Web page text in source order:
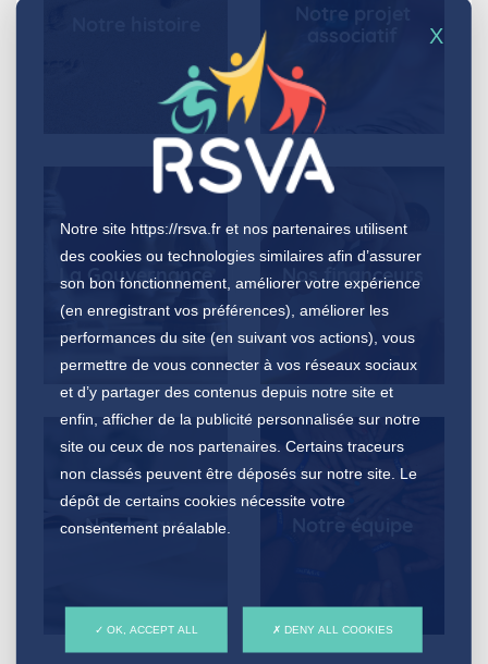
Notre projet
associatif
La Gouvernance Nos financeurs
Nos locaux Notre équipe
X
Notre site https://rsva.fret nos partenaires utilisent
des cookies ou technologies similaires afin d’assurer
son bon fonctionnement, améliorer votre expérience
(en enregistrant vos préférences), améliorer les
performances du site (en suivant vos actions), vous
permettre de vous connecter à vos réseaux sociaux
et d’y partager des contenus depuis notre site et
enfin, afficher de la publicité personnalisée sur notre
site ou ceux de nos partenaires. Certains traceurs
non classés peuvent être déposés sur notre site. Le
dépôt de certains cookies nécessite votre
consentement préalable.
OK, ACCEPT ALL DENY ALL COOKIES